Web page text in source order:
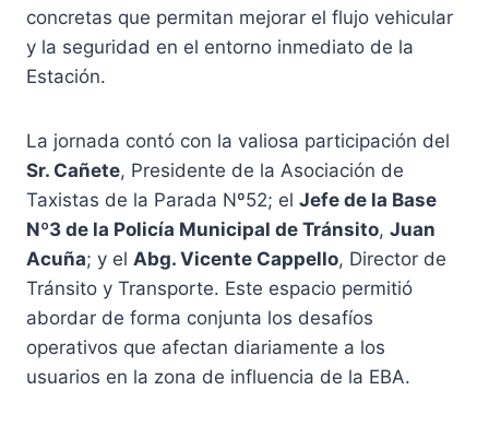
concretas que permitan mejorar el flujo vehicular
y la seguridad en el entorno inmediato de la
Estación.
La jornada contó con la valiosa participación del
Sr. Cañete, Presidente de la Asociación de
Taxistas de la Parada Nº52; el Jefe de la Base
Nº3 de la Policía Municipal de Tránsito, Juan
Acuña; y el Abg. Vicente Cappello, Director de
Tránsito y Transporte. Este espacio permitió
abordar de forma conjunta los desafíos
operativos que afectan diariamente a los
usuarios en la zona de influencia de la EBA.